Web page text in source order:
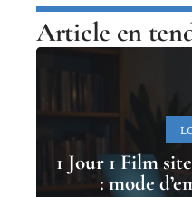
Article en
1 Jour 1 Film
: mode